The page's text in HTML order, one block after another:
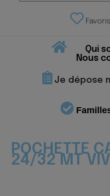
Favoris
Qui
Nous
Je dépose
POCHETTE
24/32 MT